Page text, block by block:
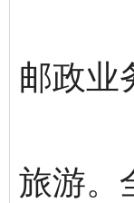
邮政业
旅游。